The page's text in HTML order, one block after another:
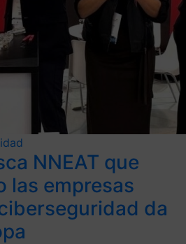
NNEAT que
las empresas
da